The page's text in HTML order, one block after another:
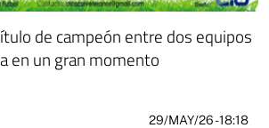
de campeón entre dos equipos
en un gran momento
29/MAY/26- 18:18